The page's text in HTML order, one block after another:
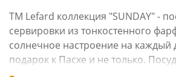
TM Lefard коллекция "SUNDAY" -
сервировки из тонкостенного
солнечное настроение на каждый
подарок к Пасхе и не только.
для украшения праздничного